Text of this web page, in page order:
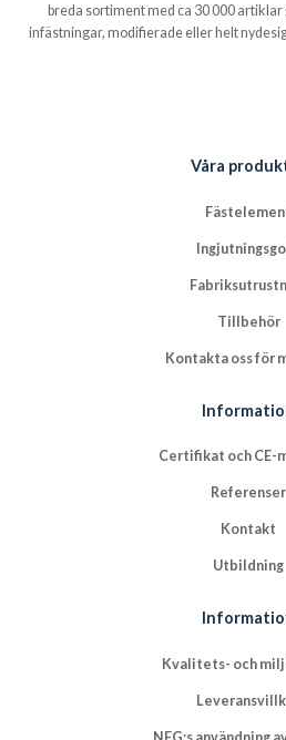
breda sortiment med ca 30 000
infästningar, modifierade eller helt
Våra
Tillbehör
Kontakta oss för
Certifikat och CE-
Referenser
Kontakt
Utbildning
Kvalitets- och